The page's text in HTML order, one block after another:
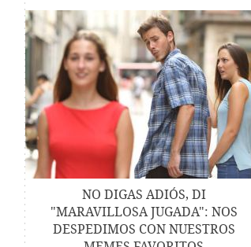
NO DIGAS ADIÓS, DI
"MARAVILLOSA JUGADA": NOS
DESPEDIMOS CON NUESTROS